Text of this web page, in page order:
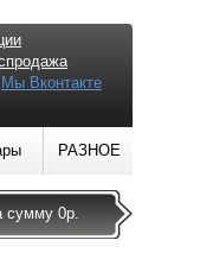
Мы Вконтакте
РАЗНОЕ
сумму 0р.